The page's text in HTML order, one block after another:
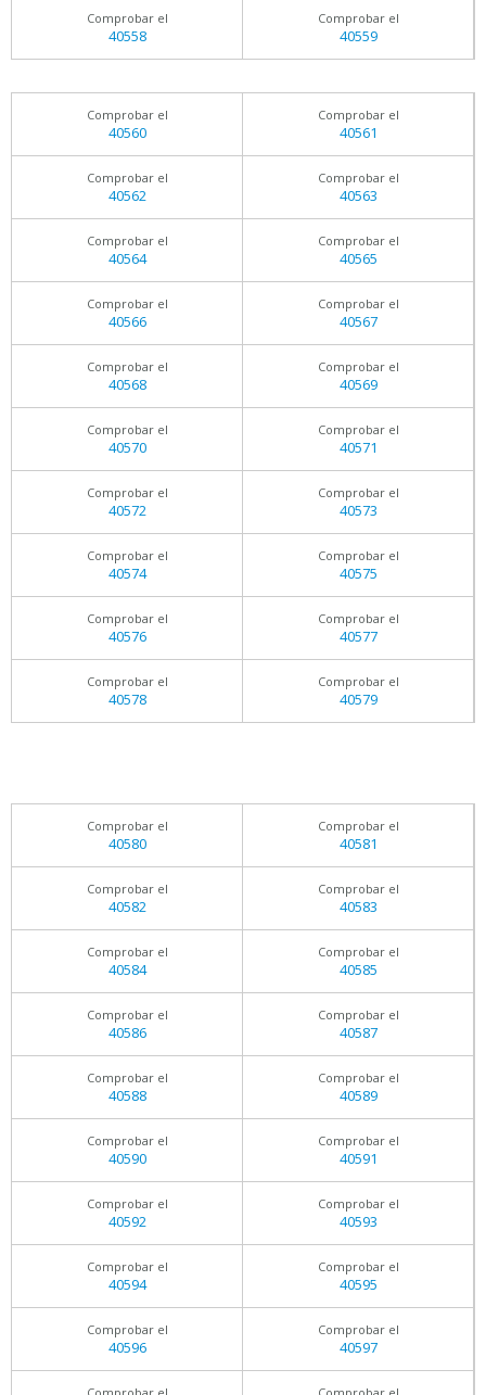
Comprobar el
40558
Comprobar el
40559
Comprobar el
40560
Comprobar el
40561
Comprobar el
40562
Comprobar el
40563
Comprobar el
40564
Comprobar el
40565
Comprobar el
40566
Comprobar el
40567
Comprobar el
40568
Comprobar el
40569
Comprobar el
40570
Comprobar el
40571
Comprobar el
40572
Comprobar el
40573
Comprobar el
40574
Comprobar el
40575
Comprobar el
40576
Comprobar el
40577
Comprobar el
40578
Comprobar el
40579
Comprobar el
40580
Comprobar el
40581
Comprobar el
40582
Comprobar el
40583
Comprobar el
40584
Comprobar el
40585
Comprobar el
40586
Comprobar el
40587
Comprobar el
40588
Comprobar el
40589
Comprobar el
40590
Comprobar el
40591
Comprobar el
40592
Comprobar el
40593
Comprobar el
40594
Comprobar el
40595
Comprobar el
40596
Comprobar el
40597